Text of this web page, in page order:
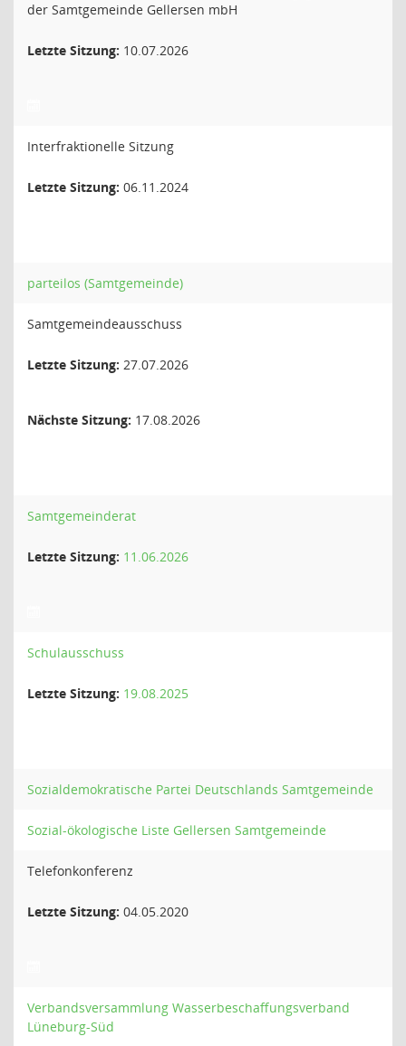
der Samtgemeinde Gellersen mbH
Letzte Sitzung: 10.07.2026
Interfraktionelle Sitzung
Letzte Sitzung: 06.11.2024
parteilos (Samtgemeinde)
Samtgemeindeausschuss
Letzte Sitzung: 27.07.2026
Nächste Sitzung: 17.08.2026
Samtgemeinderat
Letzte Sitzung: 11.06.2026
Schulausschuss
Letzte Sitzung: 19.08.2025
Sozialdemokratische Partei Deutschlands Samtgemeinde
Sozial-ökologische Liste Gellersen Samtgemeinde
Telefonkonferenz
Letzte Sitzung: 04.05.2020
Verbandsversammlung Wasserbeschaffungsverband
Lüneburg-Süd